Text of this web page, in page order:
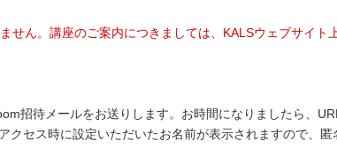
ん。講座のご案内につきましては、KALSウェブサイト
招待メールをお送りします。お時間になりましたら、
セス時に設定いただいたお名前が表示されますので、